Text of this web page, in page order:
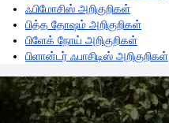
ஃபிமோசிஸ் அறிகுறிகள்
பித்த தோஷம் அறிகுறிகள்
பிளேக் நோய் அறிகுறிகள்
பிளான்டர் ஃபாசிடிஸ் அறிகுறிகள்